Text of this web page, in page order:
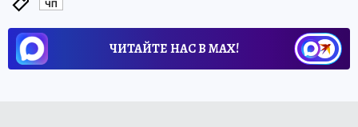
ЧП
ЧИТАЙТЕ НАС В МАХ!